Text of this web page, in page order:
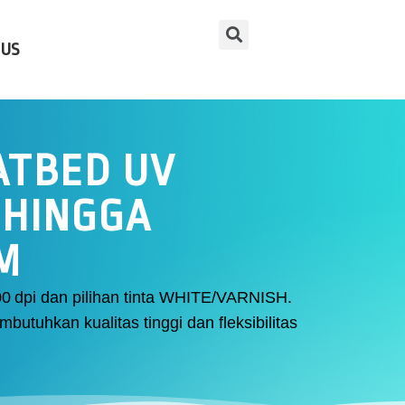
UV
dpi dan pilihan tinta WHITE/VARNISH.
kualitas tinggi dan fleksibilitas